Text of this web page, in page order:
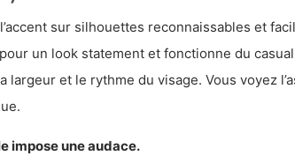
sur silhouettes reconnaissables et
un look statement et fonctionne du
largeur et le rythme du visage. Vous voyez
impose une audace.